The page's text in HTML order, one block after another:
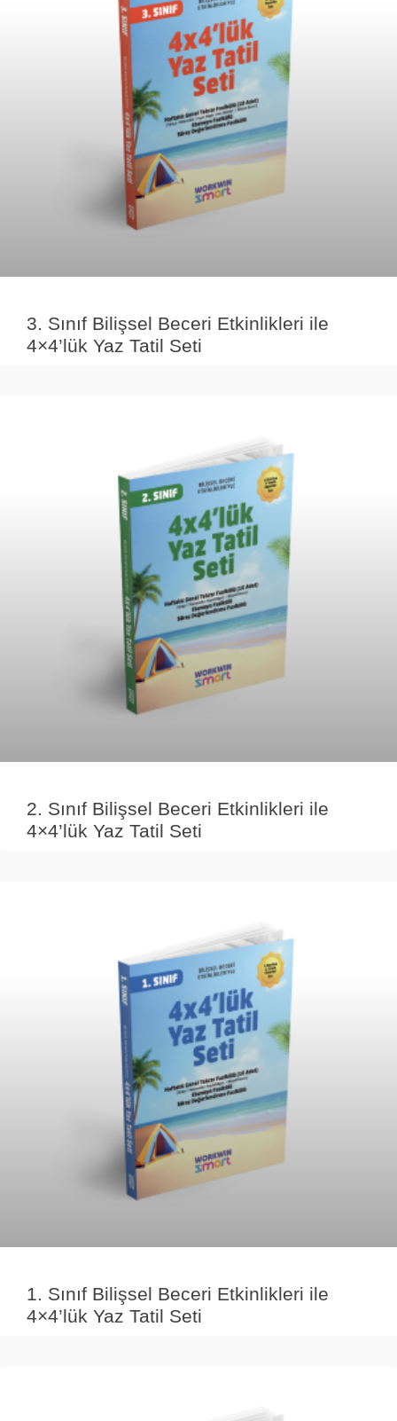
3. Sınıf Bilişsel Beceri Etkinlikleri ile
4×4’lük Yaz Tatil Seti
2. Sınıf Bilişsel Beceri Etkinlikleri ile
4×4’lük Yaz Tatil Seti
1. Sınıf Bilişsel Beceri Etkinlikleri ile
4×4’lük Yaz Tatil Seti